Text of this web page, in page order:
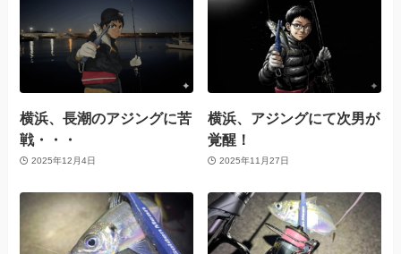
横浜、長潮のアジングに苦
戦・・・
2025年12月4日
横浜、アジングにて次男が
覚醒！
2025年11月27日